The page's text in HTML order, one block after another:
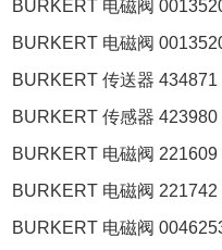
BURKERT 电磁阀
BURKERT 电磁阀
BURKERT 传送器 434871
BURKERT 传感器 423980
BURKERT 电磁阀 221609
BURKERT 电磁阀 221742
BURKERT 电磁阀